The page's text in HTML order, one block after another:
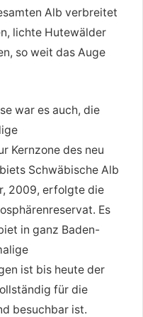
Alb verbreitet
lichte Hutewälder
so weit das Auge
war es auch, die
Kernzone des neu
Schwäbische Alb
2009, erfolgte die
Es
in ganz Baden-
ist bis heute der
für die
besuchbar ist.